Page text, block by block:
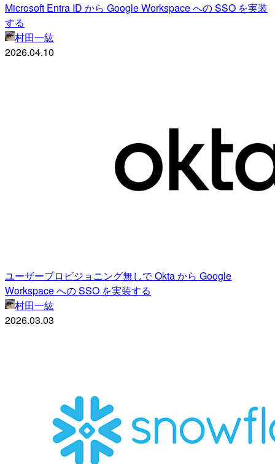
Microsoft Entra ID から Google Workspace への SSO を実装
する
村田一紘
2026.04.10
ユーザープロビジョニング無しで Okta から Google
Workspace への SSO を実装する
村田一紘
2026.03.03